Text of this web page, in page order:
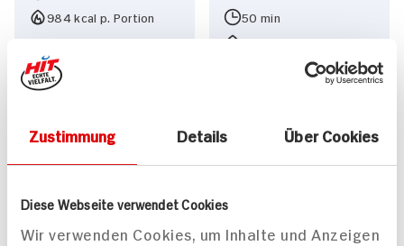
Zustimmung Details Über Cookies
Diese Webseite verwendet Cookies
Wir verwenden Cookies, um Inhalte und Anzeigen
984 kcal p. Portion
Leicht
Vegan
Vegetarisch
50 min
614 kcal p. Portion